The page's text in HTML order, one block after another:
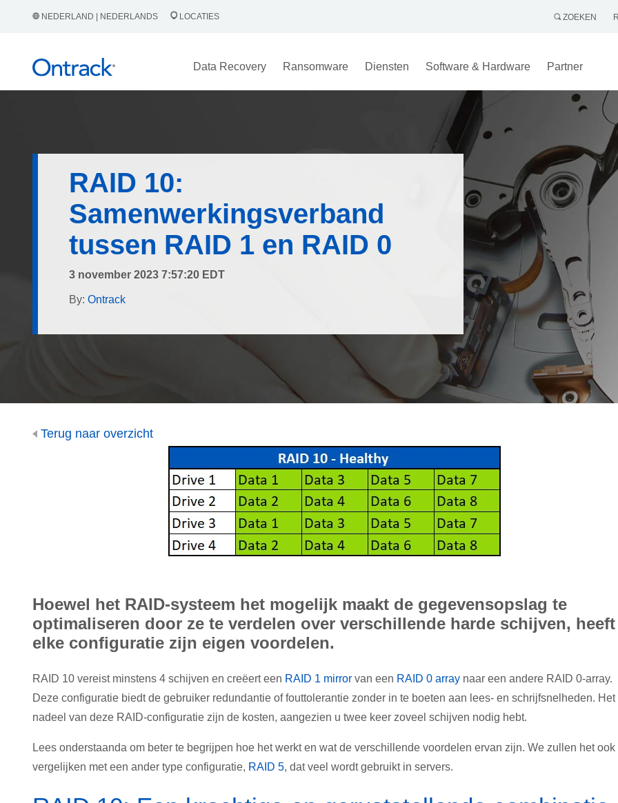
NEDERLAND | NEDERLANDS LOCATIES ZOEKEN
Data Recovery Ransomware Diensten Software & Hardware Partner
RAID 10:
Samenwerkingsverband
tussen RAID 1 en RAID 0
3 november 2023 7:57:20 EDT
By: Ontrack
Terug naar overzicht
Hoewel het RAID-systeem het mogelijk maakt de gegevensopslag te
optimaliseren door ze te verdelen over verschillende harde schijven, heeft
elke configuratie zijn eigen voordelen.
RAID 10 vereist minstens 4 schijven en creëert een RAID 1 mirror van een RAID 0 array naar een andere RAID 0-array.
Deze configuratie biedt de gebruiker redundantie of fouttolerantie zonder in te boeten aan lees- en schrijfsnelheden. Het
nadeel van deze RAID-configuratie zijn de kosten, aangezien u twee keer zoveel schijven nodig hebt.
Lees onderstaanda om beter te begrijpen hoe het werkt en wat de verschillende voordelen ervan zijn. We zullen het ook
vergelijken met een ander type configuratie, RAID 5, dat veel wordt gebruikt in servers.